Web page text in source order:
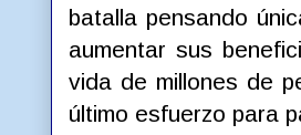
batalla pensando
aumentar sus
vida de millones de
último esfuerzo para